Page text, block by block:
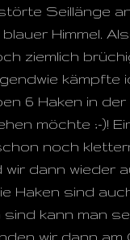
Seillänge
Himmel.
ziemlich
kämpfte
6 Haken in
möchte ;-)!
noch
wir dann
Haken sind
kann man
wir dann